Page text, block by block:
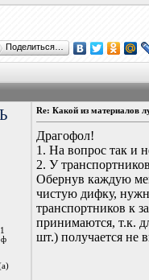
Поделиться…
Re: Какой из материалов
Драгофол!
1. На вопрос так и
2. У
Обернув каждую
чистую дифку,
транспортников к
принимаются, т.к.
шт.) получается не